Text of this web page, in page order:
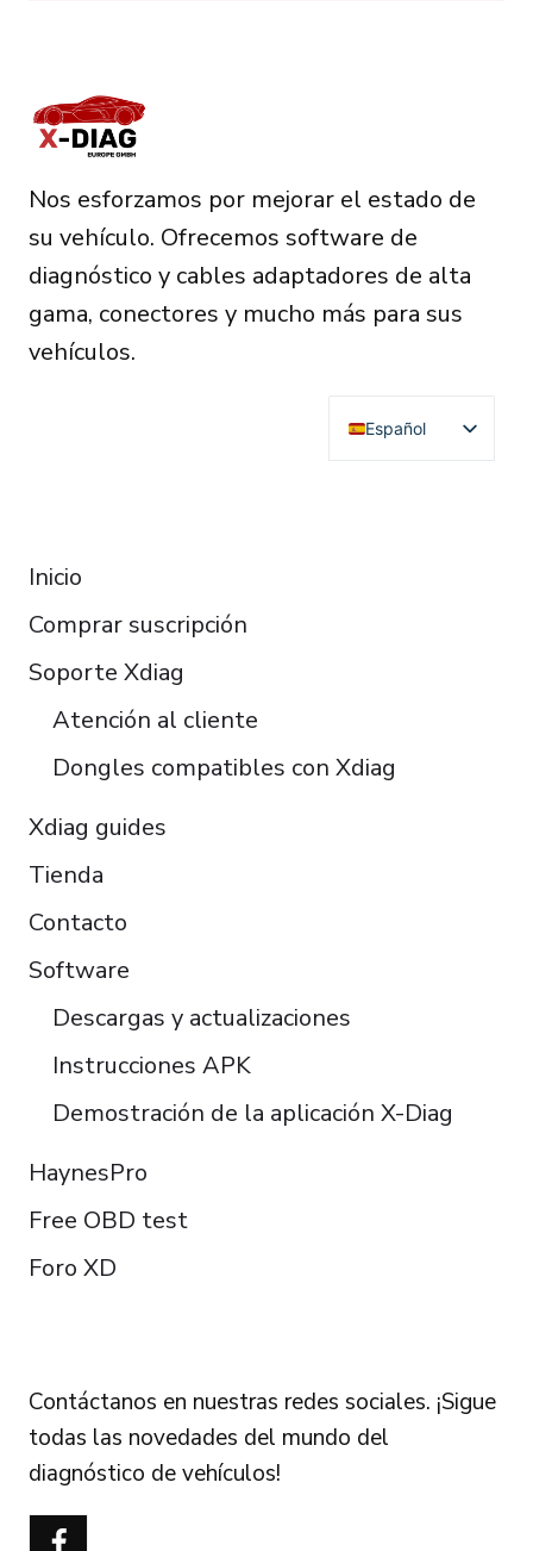
Nos esforzamos por mejorar el estado de
su vehículo. Ofrecemos software de
diagnóstico y cables adaptadores de alta
gama, conectores y mucho más para sus
vehículos.
Español
English
Inicio
Comprar suscripción
Soporte Xdiag
Atención al cliente
Dongles compatibles con Xdiag
Xdiag guides
Tienda
Contacto
Software
Descargas y actualizaciones
Instrucciones APK
Demostración de la aplicación X-Diag
HaynesPro
Free OBD test
Foro XD
Contáctanos en nuestras redes sociales. ¡Sigue
todas las novedades del mundo del
diagnóstico de vehículos!